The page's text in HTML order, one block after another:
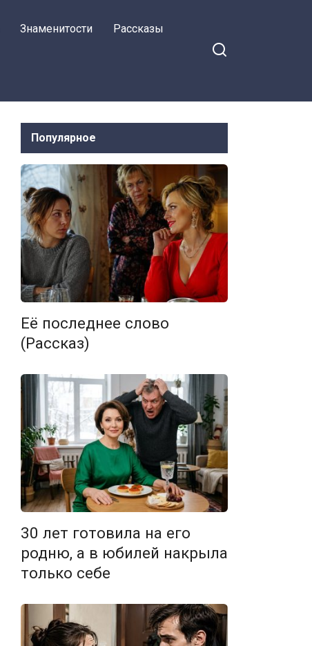
Знаменитости Рассказы
Популярное
Её последнее слово
(Рассказ)
30 лет готовила на его
родню, а в юбилей накрыла
только себе